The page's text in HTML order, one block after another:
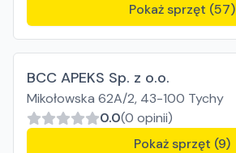
Pokaż sprzęt (57)
BCC APEKS Sp. z o.o.
Mikołowska 62A/2, 43-100 Tychy
0.0(0 opinii)
Pokaż sprzęt (9)